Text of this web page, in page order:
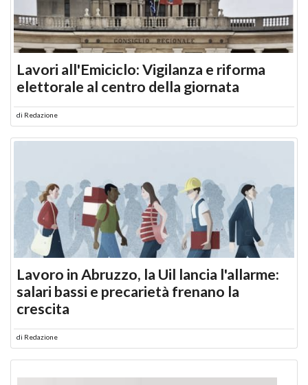
Lavori all'Emiciclo: Vigilanza e riforma
elettorale al centro della giornata
di Redazione
Lavoro in Abruzzo, la Uil lancia l'allarme:
salari bassi e precarietà frenano la
crescita
di Redazione